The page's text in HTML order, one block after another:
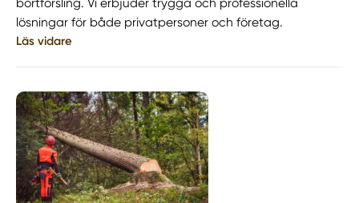
bortforsling. Vi erbjuder trygga och professionella
lösningar för både privatpersoner och företag.
Läs vidare